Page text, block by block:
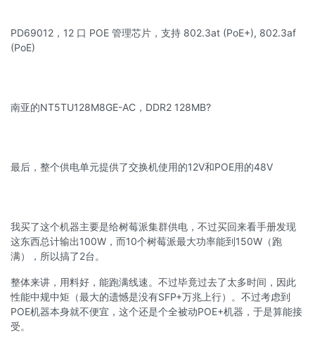
PD69012，12 口 POE 管理芯片，支持 802.3at (PoE+), 802.3af
(PoE)
南亚的NT5TU128M8GE-AC，DDR2 128MB?
最后，整个供电单元提供了交换机使用的12V和POE用的48V
我买了这个机器主要是给树莓派集群供电，不过买回来看手册发现
这东西总计输出100W，而10个树莓派最大功率能到150W（跑
满），所以搞了2台。
整体来讲，用料好，能跑满线速。不过毕竟过去了太多时间，因此
性能中规中矩（最大的遗憾是没有SFP+万兆上行）。不过考虑到
POE机器本身就不便宜，这个还是个全被动POE+机器，于是算能接
受。